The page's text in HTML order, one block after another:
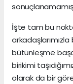
İşte tam bu
bütünleşme
birikimi
olarak da bir